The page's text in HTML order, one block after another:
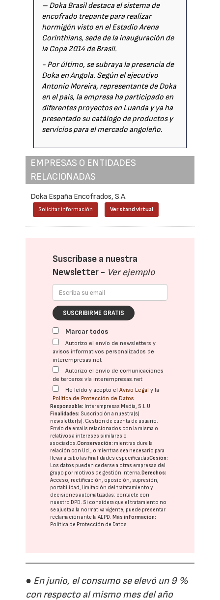
– Doka Brasil destaca el sistema de
encofrado trepante para realizar
hormigón visto en el Estadio Arena
Corinthians, sede de la inauguración de
la Copa 2014 de Brasil.
- Por último, se subraya la presencia de
Doka en Angola. Según el ejecutivo
Antonio Moreira, representante de Doka
en el país, la empresa ha participado en
diferentes proyectos en Luanda y ya ha
presentado su catálogo de productos y
servicios para el mercado angoleño.
EMPRESAS O ENTIDADES
RELACIONADAS
Doka España Encofrados, S.A.
Solicitar información Ver stand virtual
Suscríbase a nuestra
Newsletter - Ver ejemplo
SUSCRIBIRME GRATIS
Marcar todos
Autorizo el envío de newsletters y
avisos informativos personalizados de
interempresas.net
Autorizo el envío de comunicaciones
de terceros vía interempresas.net
He leído y acepto elAviso Legal y la
Política de Protección de Datos
Responsable: Interempresas Media, S.L.U.
Finalidades: Suscripción a nuestra(s)
newsletter(s). Gestión de cuenta de usuario.
Envío de emails relacionados con la misma o
relativos a intereses similares o
asociados.Conservación: mientras dure la
relación con Ud., o mientras sea necesario para
llevar a cabo las finalidades especificadasCesión:
Los datos pueden cederse a otras empresas del
grupo por motivos de gestión interna. Derechos:
Acceso, rectificación, oposición, supresión,
portabilidad, limitación del tratatamiento y
decisiones automatizadas: contacte con
nuestro DPD. Si considera que el tratamiento no
se ajusta a la normativa vigente, puede presentar
reclamación ante laAEPD. Más información:
Política de Protección de Datos
● En junio, el consumo se elevó un 9 %
con respecto al mismo mes del año